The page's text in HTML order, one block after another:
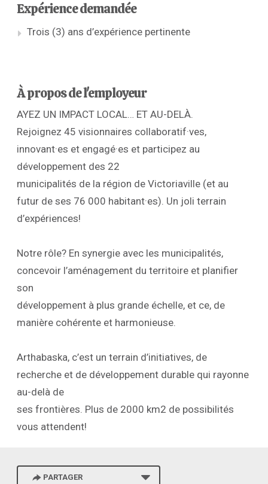
Expérience demandée
Trois (3) ans d’expérience pertinente
À propos de l'employeur
AYEZ UN IMPACT LOCAL… ET AU-DELÀ.
Rejoignez 45 visionnaires collaboratif·ves,
innovant·es et engagé·es et participez au
développement des 22
municipalités de la région de Victoriaville (et au
futur de ses 76 000 habitant·es). Un joli terrain
d’expériences!
Notre rôle? En synergie avec les municipalités,
concevoir l’aménagement du territoire et planifier
son
développement à plus grande échelle, et ce, de
manière cohérente et harmonieuse.
Arthabaska, c’est un terrain d’initiatives, de
recherche et de développement durable qui rayonne
au-delà de
ses frontières. Plus de 2000 km2 de possibilités
vous attendent!
PARTAGER